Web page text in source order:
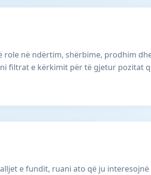
role në ndërtim, shërbime, prodhim
filtrat e kërkimit për të gjetur pozitat
e fundit, ruani ato që ju